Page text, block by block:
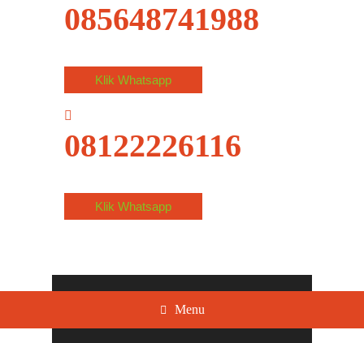
085648741988
Klik Whatsapp
08122226116
Klik Whatsapp
Menu